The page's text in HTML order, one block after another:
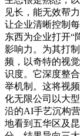
见长，能无效帮
让企业清晰控制
东西为企业打开“
影响力。为其打
频，以奇特的视
识度。它深度整
举机制。这将视
化无限公司以大
沿的AI手艺沉构
地看到五华区及